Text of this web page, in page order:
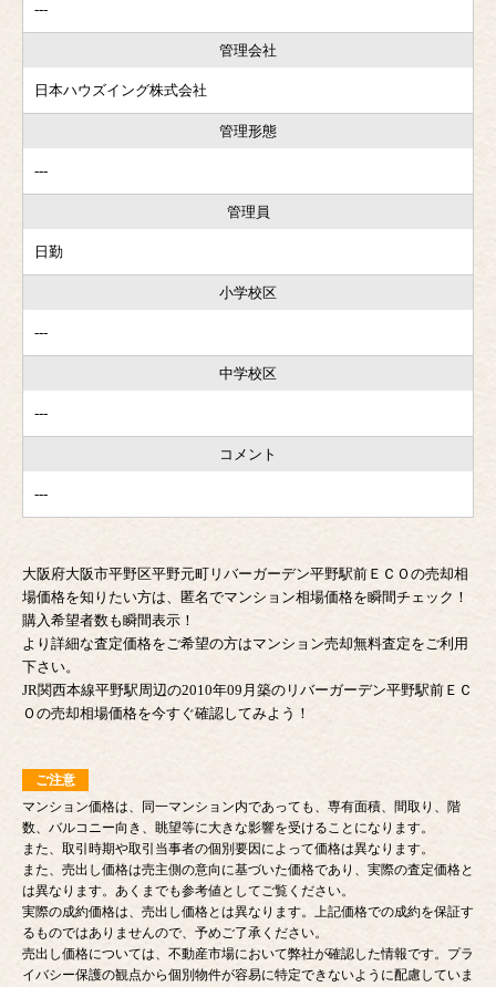
---
管理会社
日本ハウズイング株式会社
管理形態
---
管理員
日勤
小学校区
---
中学校区
---
コメント
---
大阪府大阪市平野区平野元町リバーガーデン平野駅前ＥＣＯの売却相
場価格を知りたい方は、匿名でマンション相場価格を瞬間チェック！
購入希望者数も瞬間表示！
より詳細な査定価格をご希望の方はマンション売却無料査定をご利用
下さい。
JR関西本線平野駅周辺の2010年09月築のリバーガーデン平野駅前ＥＣ
Ｏの売却相場価格を今すぐ確認してみよう！
ご注意
マンション価格は、同一マンション内であっても、専有面積、間取り、階
数、バルコニー向き、眺望等に大きな影響を受けることになります。
また、取引時期や取引当事者の個別要因によって価格は異なります。
また、売出し価格は売主側の意向に基づいた価格であり、実際の査定価格と
は異なります。あくまでも参考値としてご覧ください。
実際の成約価格は、売出し価格とは異なります。上記価格での成約を保証す
るものではありませんので、予めご了承ください。
売出し価格については、不動産市場において弊社が確認した情報です。プラ
イバシー保護の観点から個別物件が容易に特定できないように配慮していま